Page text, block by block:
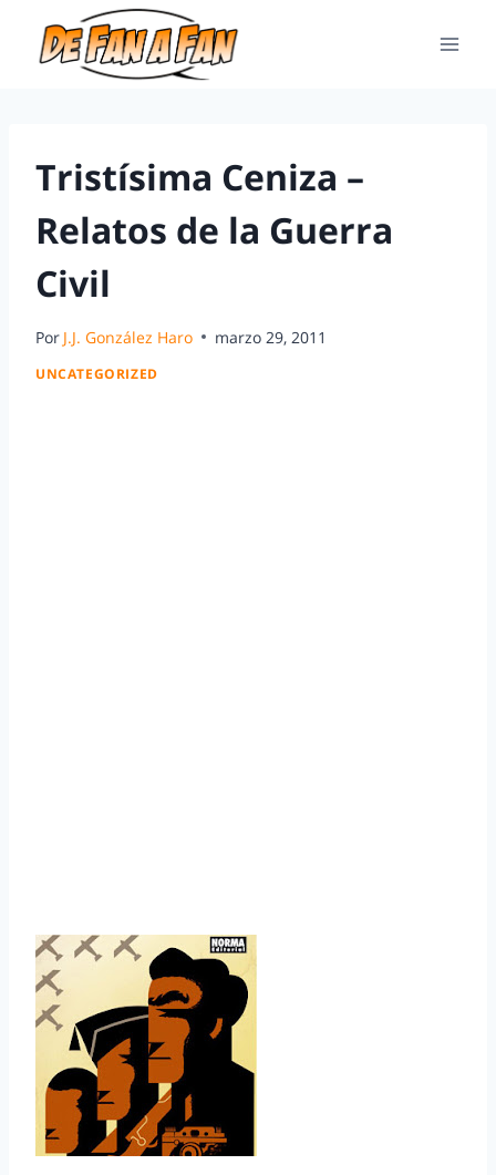
Tristísima Ceniza –
Relatos de la Guerra
Civil
Por J.J. González Haro marzo 29, 2011
UNCATEGORIZED